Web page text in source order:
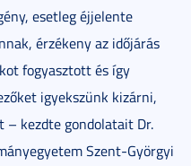
esetleg éjjelente
érzékeny az időjárás
fogyasztott és így
igyekszünk kizárni,
– kezdte gondolatait Dr.
Szent-Györgyi